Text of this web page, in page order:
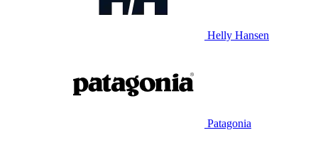
Helly Hansen
Patagonia